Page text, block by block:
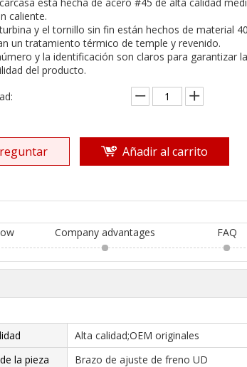
de camiones mineros
caliente.
y el tornillo sin fin están hechos de material
un tratamiento térmico de temple y revenido.
y la identificación son claros para garantizar la
del producto.
Añadir al carrito
Company advantages FAQ
Alta calidad;OEM originales
la pieza
Brazo de ajuste de freno UD